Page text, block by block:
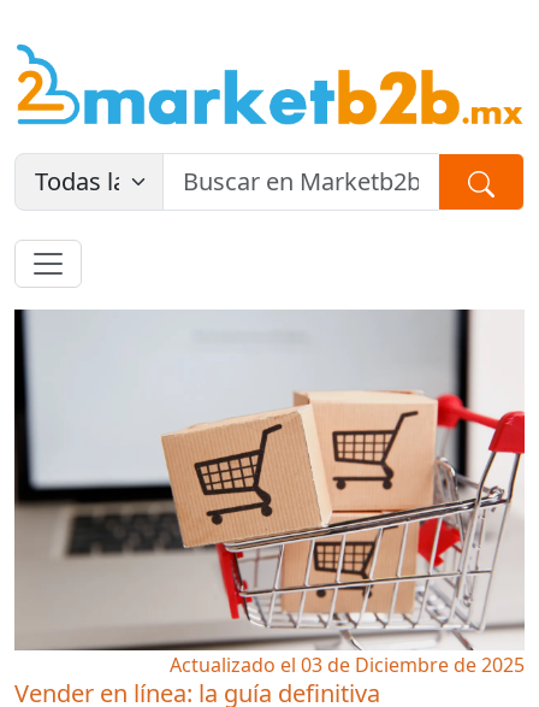
Actualizado el 03 de Diciembre de 2025
Vender en línea: la guía definitiva